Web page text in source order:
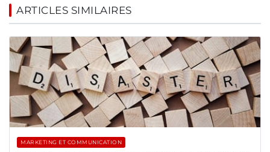
ARTICLES SIMILAIRES
MARKETING ET COMMUNICATION